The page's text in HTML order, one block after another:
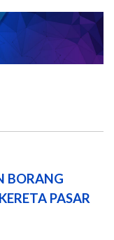
BORANG
PASAR